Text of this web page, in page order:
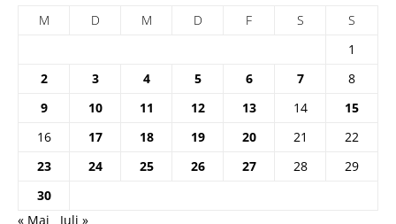
M
D M D F S
S
1
2
3 4 5 6 7
8
9
10 11 12 13 14
15
16
17 18 19 20 21
22
23
24 25 26 27 28
29
30
« Mai
Juli »